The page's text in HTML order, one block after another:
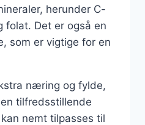
herunder C-
folat. Det er også en
som er vigtige for en
næring og fylde,
tilfredsstillende
nemt tilpasses til